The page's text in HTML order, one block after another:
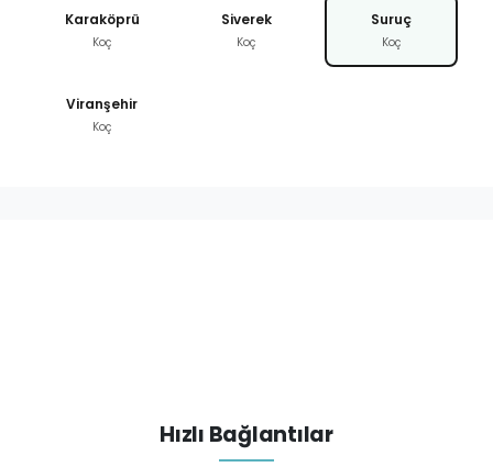
Karaköprü
Koç
Siverek
Koç
Suruç
Koç
Viranşehir
Koç
Hızlı Bağlantılar